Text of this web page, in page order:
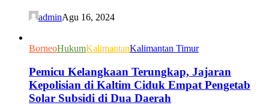
adminAgu 16, 2024
BorneoHukumKalimantanKalimantan Timur
Pemicu Kelangkaan Terungkap, Jajaran
Kepolisian di Kaltim Ciduk Empat Pengetab
Solar Subsidi di Dua Daerah